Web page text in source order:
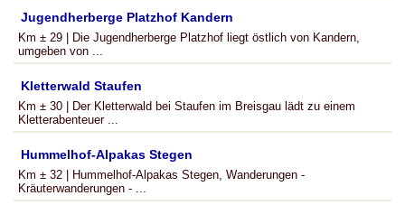
Jugendherberge Platzhof Kandern
Km ± 29 | Die Jugendherberge Platzhof liegt östlich von Kandern,
umgeben von ...
Kletterwald Staufen
Km ± 30 | Der Kletterwald bei Staufen im Breisgau lädt zu einem
Kletterabenteuer ...
Hummelhof-Alpakas Stegen
Km ± 32 | Hummelhof-Alpakas Stegen, Wanderungen -
Kräuterwanderungen - ...